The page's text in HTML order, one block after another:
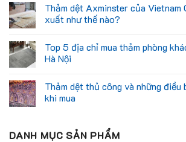
Thảm dệt Axminster của Vietnam
xuất như thế nào?
Top 5 địa chỉ mua thảm phòng
Hà Nội
Thảm dệt thủ công và những
khi mua
DANH MỤC SẢN PHẨM